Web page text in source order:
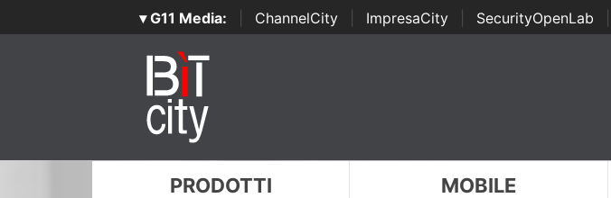
▾ G11 Media: ChannelCity ImpresaCity SecurityOpenLab
Awards
PRODOTTI MOBILE